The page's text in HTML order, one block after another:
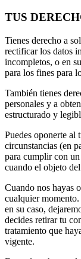
TUS
Tienes derecho a
rectificar los datos
incompletos, o en
para los fines para
También tienes
personales y a
estructurado y
Puedes oponerte al
circunstancias (en
para cumplir con
cuando el objeto
Cuando nos hayas
cualquier momento.
en su caso,
decides retirar tu
tratamiento que
vigente.